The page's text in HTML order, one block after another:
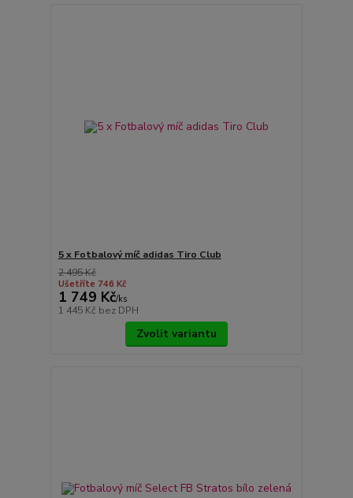
5 x Fotbalový míč adidas Tiro Club
2 495 Kč
Ušetříte 746 Kč
1 749 Kč/ks
1 445 Kč bez DPH
Zvolit variantu